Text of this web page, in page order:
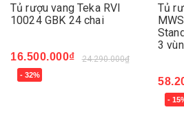
Tủ rượu vang Teka RVI
10024 GBK 24 chai
16.500.000₫ 24.290.000₫
- 32%
Tủ
3
-